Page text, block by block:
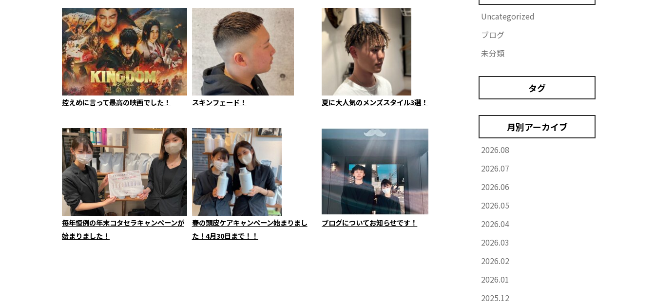
控えめに言って最高の映画でした！ スキンフェード！ 夏に大人気のメンズスタイル3選！
毎年恒例の年末コタセラキャンペーンが
始まりました！
春の頭皮ケアキャンペーン始まりまし
た！4月30日まで！！
ブログについてお知らせです！
Uncategorized
ブログ
未分類
タグ
月別アーカイブ
2026.08
2026.07
2026.06
2026.05
2026.04
2026.03
2026.02
2026.01
2025.12